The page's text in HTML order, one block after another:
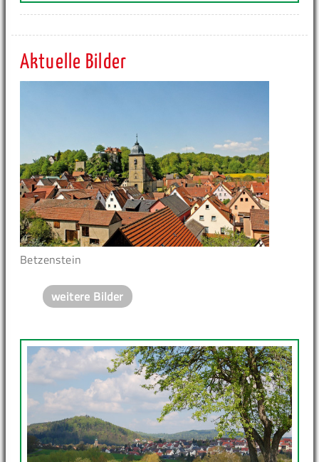
Aktuelle Bilder
Betzenstein
weitere Bilder